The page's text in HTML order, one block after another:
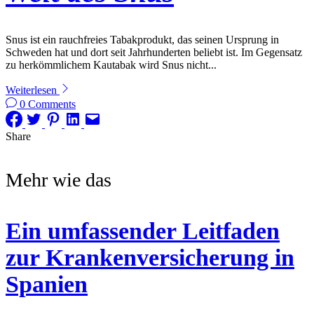
Snus ist ein rauchfreies Tabakprodukt, das seinen Ursprung in
Schweden hat und dort seit Jahrhunderten beliebt ist. Im Gegensatz
zu herkömmlichem Kautabak wird Snus nicht...
Weiterlesen
0 Comments
Share
Mehr wie das
Ein umfassender Leitfaden
zur Krankenversicherung in
Spanien